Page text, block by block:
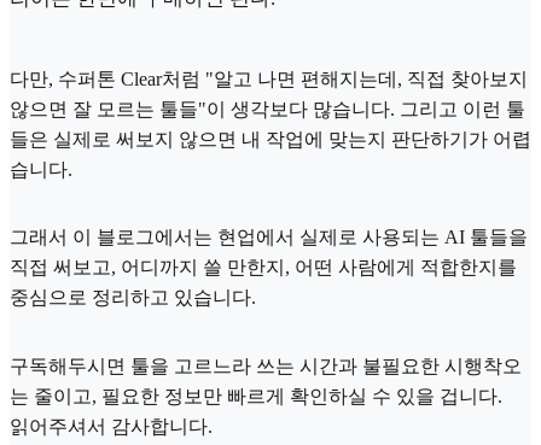
다만, 수퍼톤 Clear처럼 "알고 나면 편해지는데, 직접 찾아보지
않으면 잘 모르는 툴들"이 생각보다 많습니다. 그리고 이런 툴
들은 실제로 써보지 않으면 내 작업에 맞는지 판단하기가 어렵
습니다.
그래서 이 블로그에서는 현업에서 실제로 사용되는 AI 툴들을
직접 써보고, 어디까지 쓸 만한지, 어떤 사람에게 적합한지를
중심으로 정리하고 있습니다.
구독해두시면 툴을 고르느라 쓰는 시간과 불필요한 시행착오
는 줄이고, 필요한 정보만 빠르게 확인하실 수 있을 겁니다.
읽어주셔서 감사합니다.